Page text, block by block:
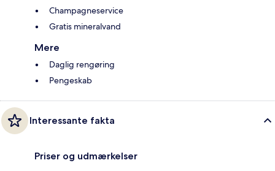
Champagneservice
Gratis mineralvand
Mere
Daglig rengøring
Pengeskab
Interessante fakta
Priser og udmærkelser